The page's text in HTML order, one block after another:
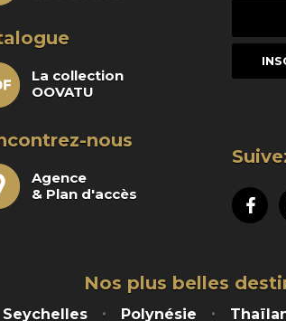
La collection
OOVATU
nous
Agence
& Plan d'accès
Nos plus belles
Seychelles Polynésie